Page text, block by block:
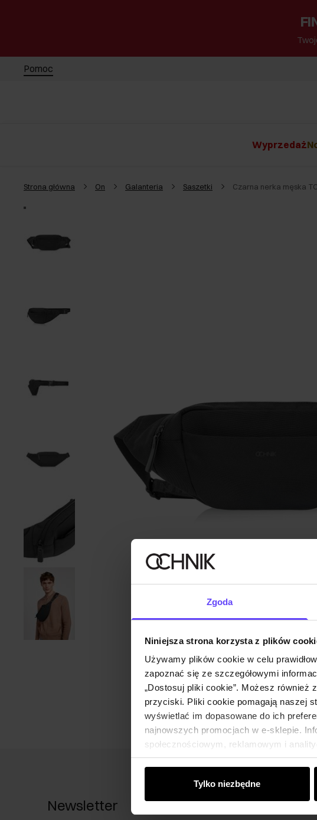
Zgoda
Niniejsza strona korzysta z plików
Używamy plików cookie w celu
zapoznać się ze szczegółowymi
„Dostosuj pliki cookie”. Możesz
przyciski. Pliki cookie pomagają naszej
wyświetlać im dopasowane do ich
najnowszych promocjach w e-sklepie.
społecznościowym, reklamowym i
od Ciebie lub uzyskanymi podczas
Tylko niezbędne
Pomoc
Wyprzedaż
Strona główna On Galanteria Saszetki Czarna nerka męska
Newsletter